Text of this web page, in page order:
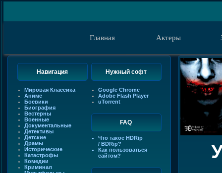
Главная Актеры
Навигация Нужный софт
Мировая Классика
Аниме
Боевики
Биография
Вестерны
Военные
Документальные
Детективы
Детские
Драмы
Исторические
Катастрофы
Комедии
Криминал
Google Chrome
Adobe Flash Player
uTorrent
FAQ
Что такое HDRip
/ BDRip?
Как пользоваться
сайтом?